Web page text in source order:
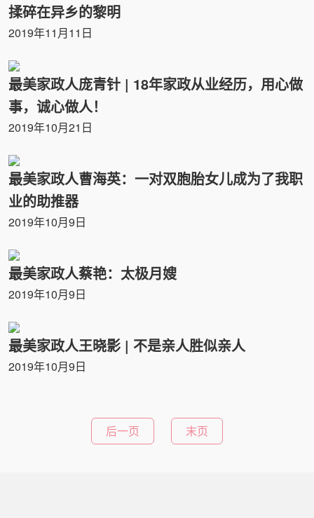
揉碎在异乡的黎明
2019年11月11日
最美家政人庞青针 | 18年家政从业经历，用心做
事，诚心做人！
2019年10月21日
最美家政人曹海英：一对双胞胎女儿成为了我职
业的助推器
2019年10月9日
最美家政人蔡艳：太极月嫂
2019年10月9日
最美家政人王晓影 | 不是亲人胜似亲人
2019年10月9日
后一页 末页